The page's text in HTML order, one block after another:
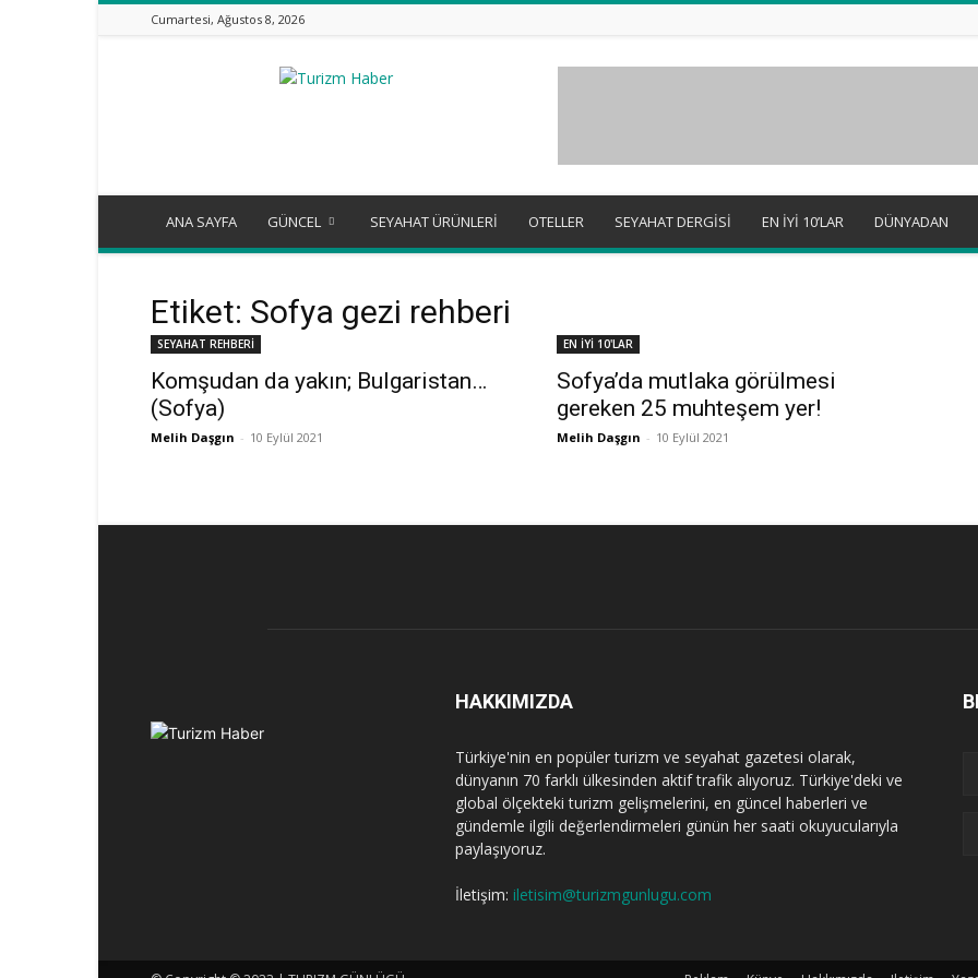
Cumartesi, Ağustos 8, 2026
Turizm
ANA SAYFA GÜNCEL SEYAHAT ÜRÜNLERİ OTELLER SEYAHAT DERGİSİ EN İYİ 10’LAR DÜNYADAN
Etiket: Sofya gezi rehberi
SEYAHAT REHBERİ
Komşudan da yakın; Bulgaristan…
(Sofya)
Melih Daşgın - 10 Eylül 2021
EN İYİ 10'LAR
Sofya’da mutlaka görülmesi
gereken 25 muhteşem yer!
Melih Daşgın - 10 Eylül 2021
HAKKIMIZDA
Türkiye'nin en popüler turizm ve seyahat gazetesi olarak,
dünyanın 70 farklı ülkesinden aktif trafik alıyoruz. Türkiye'deki ve
global ölçekteki turizm gelişmelerini, en güncel haberleri ve
gündemle ilgili değerlendirmeleri günün her saati okuyucularıyla
paylaşıyoruz.
İletişim: iletisim@turizmgunlugu.com